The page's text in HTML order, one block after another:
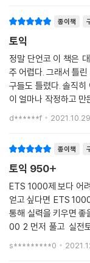
종이책
토익
정말 단언코 이 책은 대
주 어렵다. 그래서 틀린
구들도 틀렸다. 솔직히 이런 문
이 얼마나 작정하고 만든지 알 것 같다. 하
나중에 실토익에 나와서 맞은 것도 많고
d******f 2021.10.29.
종이책
토익 950+
ETS 1000제 보다 어
얻고 싶다면 ETS
통해 실력을 키우면 좋
00 2 먼저 풀고 실전
를 확실하게 잡을 수
s*********0